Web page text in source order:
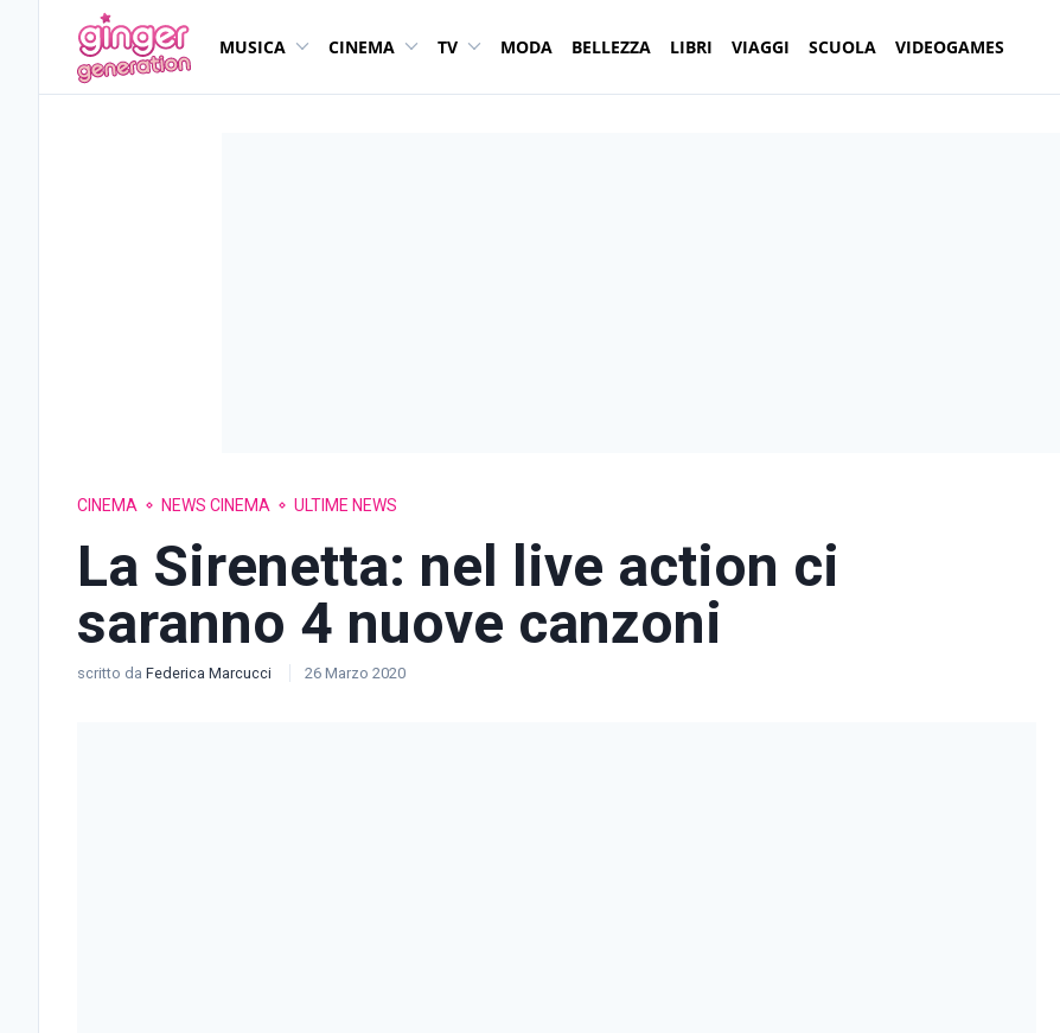
MUSICA CINEMA TV MODA BELLEZZA LIBRI VIAGGI SCUOLA VIDEOGAMES
CINEMA NEWS CINEMA ULTIME NEWS
La Sirenetta: nel live action ci
saranno 4 nuove canzoni
scritto da Federica Marcucci 26 Marzo 2020